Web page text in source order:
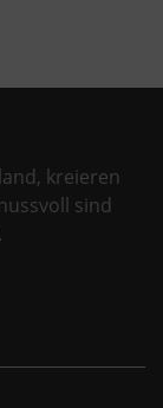
kreieren
sind